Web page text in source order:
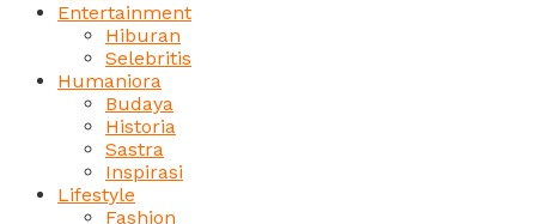
Entertainment
Hiburan
Selebritis
Humaniora
Budaya
Historia
Sastra
Inspirasi
Lifestyle
Fashion